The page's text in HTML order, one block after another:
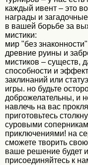
каждый ивент – это
награды и
в вашей борьбе за
мистики:
мир "без
древние руины и
мистиков – существ,
способности и
заклинаний или
игры. но будьте
доброжелательны, и
навлечь на вас
приготовьтесь
суровыми
приключениями! на
сможете творить
ваше решение будет
присоединяйтесь к